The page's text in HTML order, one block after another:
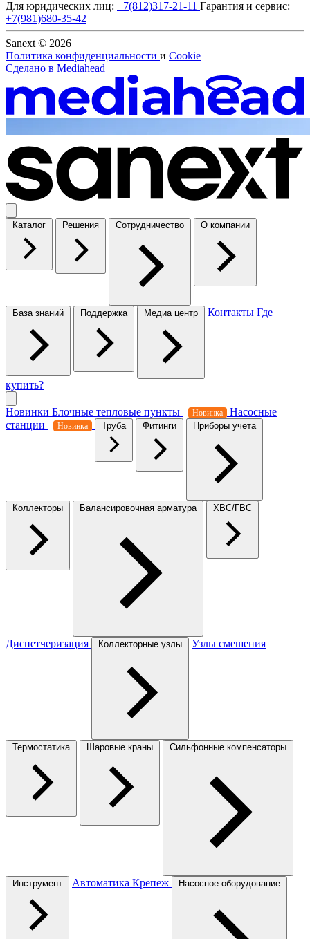
Для юридических лиц: +7(812)317-21-11 Гарантия и сервис:
+7(981)680-35-42
Sanext © 2026
Политика конфиденциальности и Cookie
Сделано в Mediahead
Каталог Решения Сотрудничество О компании
База знаний Поддержка Медиа центр Контакты Где
купить?
Новинки Блочные тепловые пункты Новинка
Насосные
станции
Новинка Труба Фитинги Приборы учета
Коллекторы Балансировочная арматура ХВС/ГВС
Диспетчеризация Коллекторные узлы Узлы смешения
Термостатика Шаровые краны Сильфонные компенсаторы
Инструмент Автоматика Крепеж Насосное оборудование